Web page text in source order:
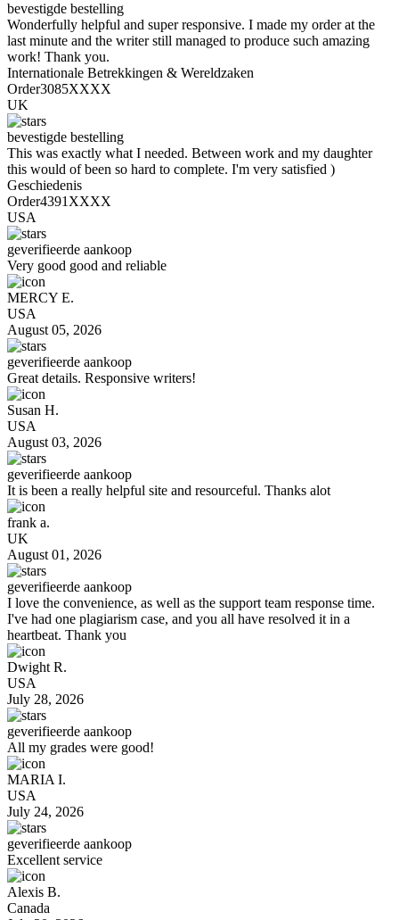
bevestigde bestelling
Wonderfully helpful and super responsive. I made my order at the
last minute and the writer still managed to produce such amazing
work! Thank you.
Internationale Betrekkingen & Wereldzaken
Order3085XXXX
UK
bevestigde bestelling
This was exactly what I needed. Between work and my daughter
this would of been so hard to complete. I'm very satisfied )
Geschiedenis
Order4391XXXX
USA
geverifieerde aankoop
Very good good and reliable
MERCY E.
USA
August 05, 2026
geverifieerde aankoop
Great details. Responsive writers!
Susan H.
USA
August 03, 2026
geverifieerde aankoop
It is been a really helpful site and resourceful. Thanks alot
frank a.
UK
August 01, 2026
geverifieerde aankoop
I love the convenience, as well as the support team response time.
I've had one plagiarism case, and you all have resolved it in a
heartbeat. Thank you
Dwight R.
USA
July 28, 2026
geverifieerde aankoop
All my grades were good!
MARIA I.
USA
July 24, 2026
geverifieerde aankoop
Excellent service
Alexis B.
Canada